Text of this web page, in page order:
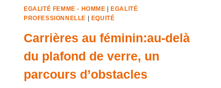
EGALITÉ FEMME - HOMME |EGALITÉ
PROFESSIONNELLE | EQUITÉ
Carrières au féminin:au-delà
du plafond de verre, un
parcours d’obstacles